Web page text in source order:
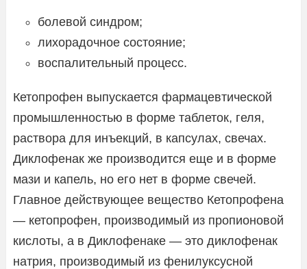
болевой синдром;
лихорадочное состояние;
воспалительный процесс.
Кетопрофен выпускается фармацевтической
промышленностью в форме таблеток, геля,
раствора для инъекций, в капсулах, свечах.
Диклофенак же производится еще и в форме
мази и капель, но его нет в форме свечей.
Главное действующее вещество Кетопрофена
— кетопрофен, производимый из пропионовой
кислоты, а в Диклофенаке — это диклофенак
натрия, производимый из фенилуксусной